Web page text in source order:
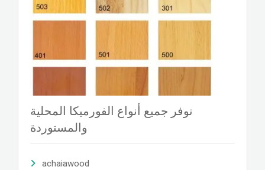
نوفر جميع أنواع الفورميكا المحلية
والمستوردة
achaiawood